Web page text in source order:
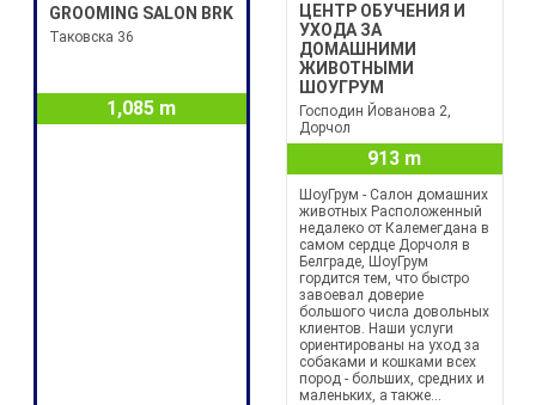
GROOMING SALON BRK
Таковска 36
1,085 m
ЦЕНТР ОБУЧЕНИЯ И
УХОДА ЗА
ДОМАШНИМИ
ЖИВОТНЫМИ
ШОУГРУМ
Господин Йованова 2,
Дорчол
913 m
ШоуГрум - Салон домашних
животных Расположенный
недалеко от Калемегдана в
самом сердце Дорчоля в
Белграде, ШоуГрум
гордится тем, что быстро
завоевал доверие
большого числа довольных
клиентов. Наши услуги
ориентированы на уход за
собаками и кошками всех
пород - больших, средних и
маленьких, а также...